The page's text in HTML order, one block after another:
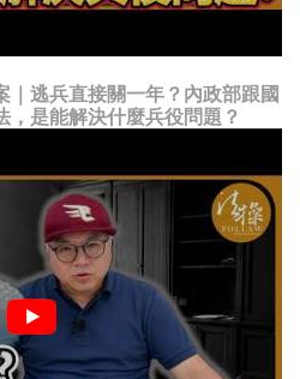
｜逃兵直接關一年？內政部跟國
，是能解決什麼兵役問題？